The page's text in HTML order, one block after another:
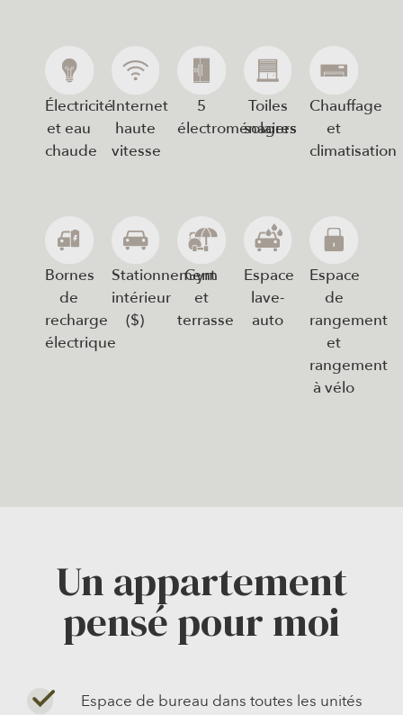
Électricité
et eau
chaude
Internet
haute
vitesse
5
électroménagers
Toiles
solaires
Chauffage
et
climatisation
Bornes
de
recharge
électrique
Stationnement
intérieur
($)
Gym
et
terrasse
Espace
lave-
auto
Espace
de
rangement
et
rangement
à vélo
Un appartement
pensé pour moi
Espace de bureau dans toutes les unités